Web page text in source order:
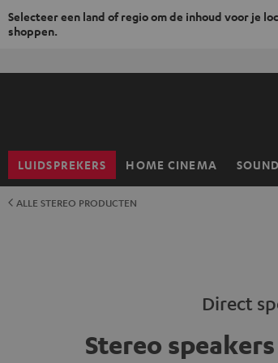
Selecteer een land of regio om de inhoud voor je
shoppen.
LUIDSPREKERS HOME CINEMA
Home
ALLE STEREO PRODUCTEN
Direct
Stereo